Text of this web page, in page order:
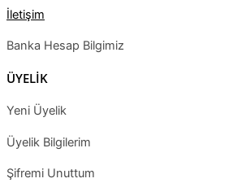
İletişim
Banka Hesap Bilgimiz
ÜYELİK
Yeni Üyelik
Üyelik Bilgilerim
Şifremi Unuttum